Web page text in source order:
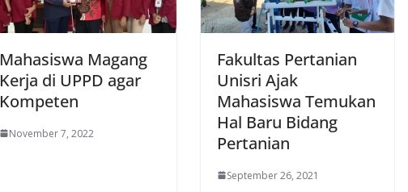
Mahasiswa Magang
Kerja di UPPD agar
Kompeten
November 7, 2022
Fakultas Pertanian
Unisri Ajak
Mahasiswa Temukan
Hal Baru Bidang
Pertanian
September 26, 2021